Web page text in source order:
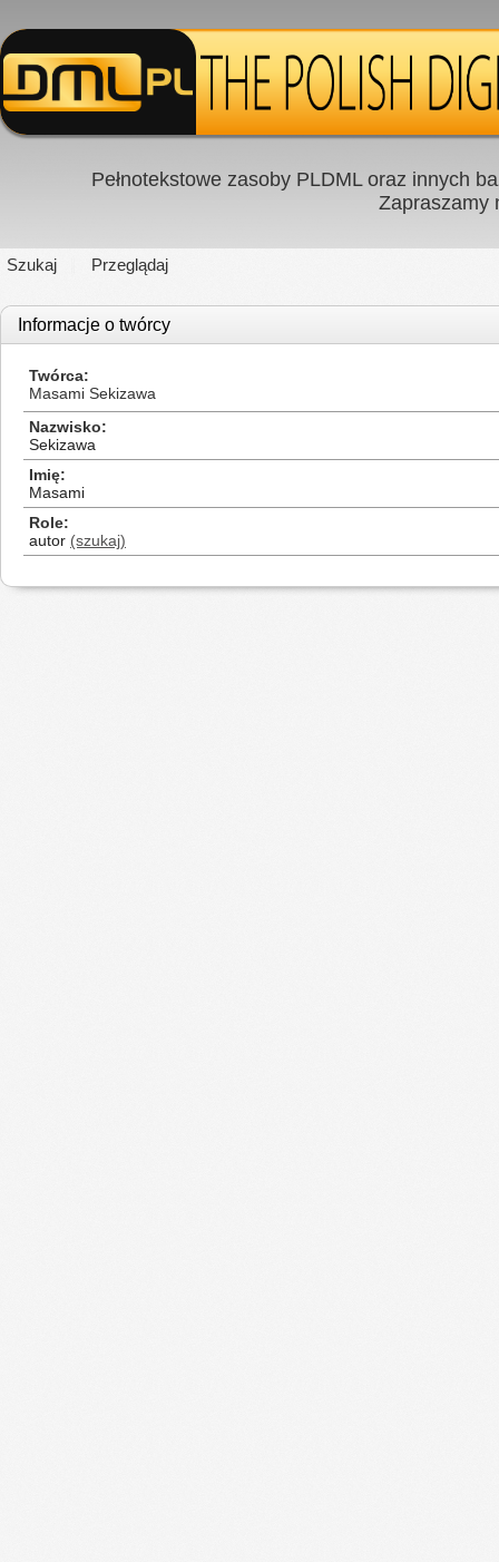
Pełnotekstowe zasoby PLDML oraz innych
Zapraszamy
Szukaj Przeglądaj
Informacje o twórcy
Twórca
Masami Sekizawa
Nazwisko
Sekizawa
Imię
Masami
Role
autor (szukaj)